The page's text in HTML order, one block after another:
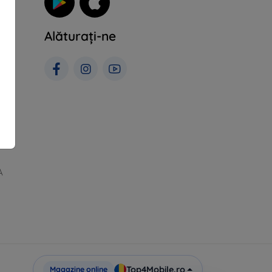
Alăturați-ne
Magazine online Top4Mobile.ro